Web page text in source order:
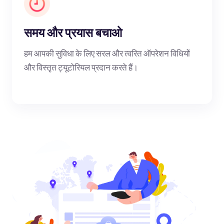
समय और प्रयास बचाओ
हम आपकी सुविधा के लिए सरल और त्वरित ऑपरेशन विधियों
और विस्तृत ट्यूटोरियल प्रदान करते हैं।